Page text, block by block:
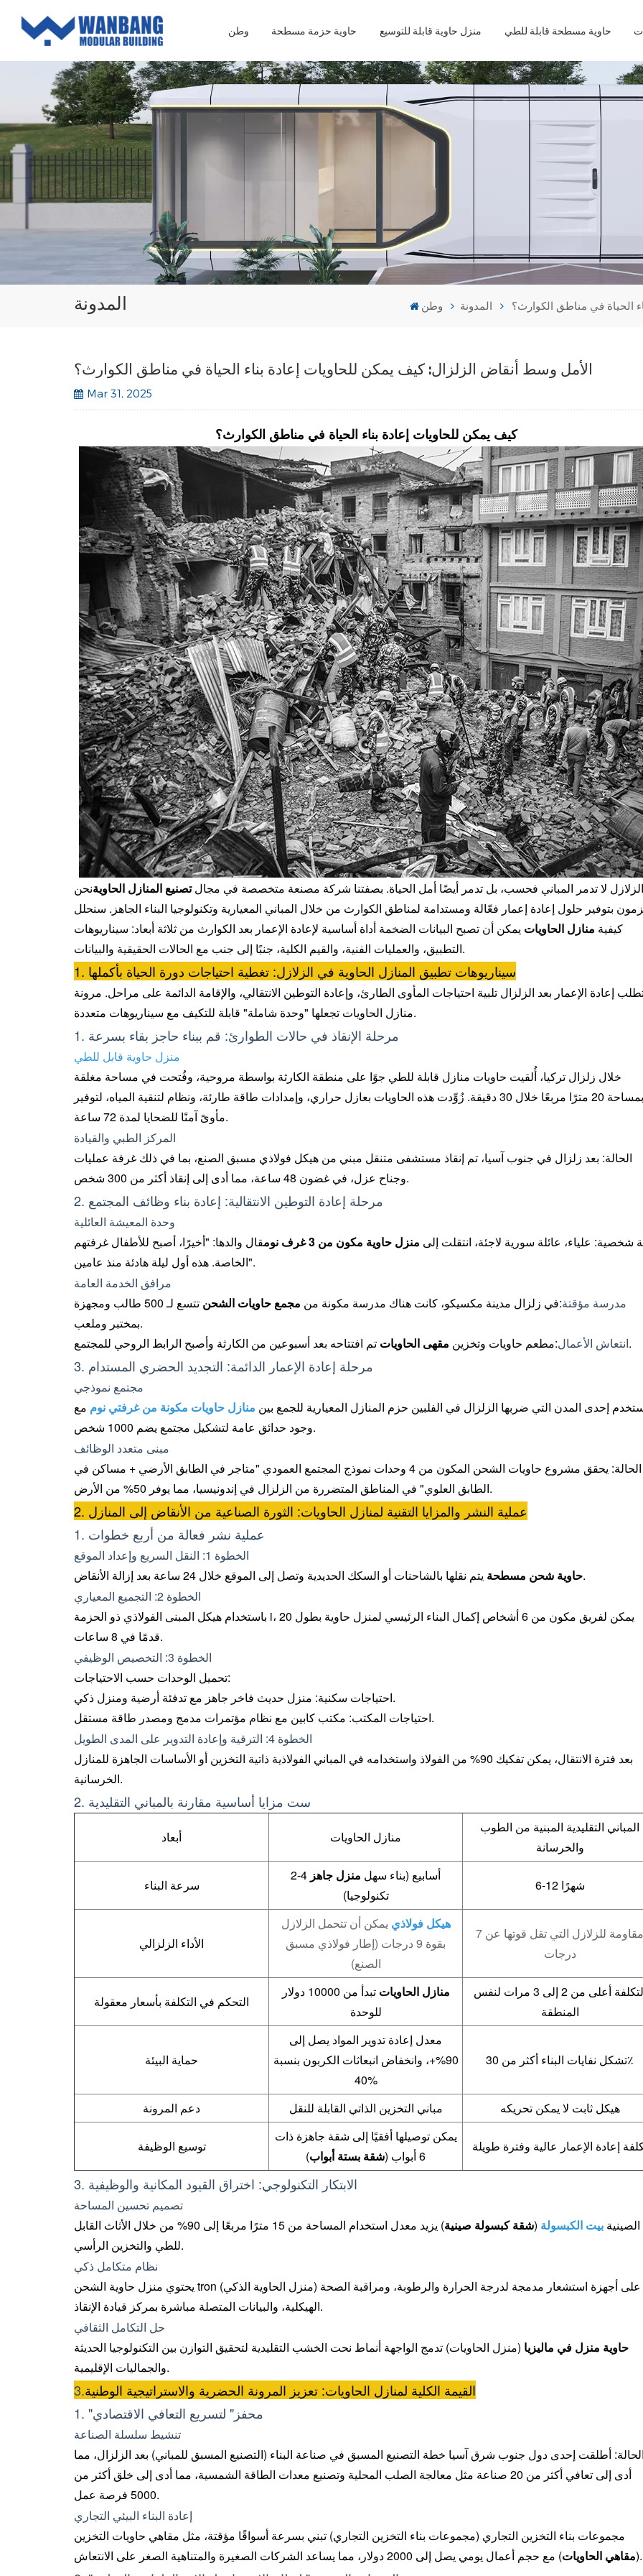
وطن حاوية حزمة مسطحة منزل حاوية قابلة للتوسيع حاوية مسطحة قابلة للطي
المدونة وطن المدونة الحياة في مناطق الكوارث؟
الأمل وسط أنقاض الزلزال: كيف يمكن للحاويات إعادة بناء الحياة في مناطق الكوارث؟
Mar 31, 2025
كيف يمكن للحاويات إعادة بناء الحياة في مناطق الكوارث؟
لا تدمر المباني فحسب، بل تدمر أيضًا أمل الحياة. بصفتنا شركة مصنعة متخصصة في مجالتصنيع المنازل الحاويةنحن
بتوفير حلول إعادة إعمار فعّالة ومستدامة لمناطق الكوارث من خلال المباني المعيارية وتكنولوجيا البناء الجاهز. سنحلل
كيفية منازل الحاويات يمكن أن تصبح البيانات الضخمة أداة أساسية لإعادة الإعمار بعد الكوارث من ثلاثة أبعاد: سيناريوهات
التطبيق، والعمليات الفنية، والقيم الكلية، جنبًا إلى جنب مع الحالات الحقيقية والبيانات.
1. سيناريوهات تطبيق المنازل الحاوية في الزلازل: تغطية احتياجات دورة الحياة بأكملها
إعادة الإعمار بعد الزلزال تلبية احتياجات المأوى الطارئ، وإعادة التوطين الانتقالي، والإقامة الدائمة على مراحل. مرونة
منازل الحاويات تجعلها "وحدة شاملة" قابلة للتكيف مع سيناريوهات متعددة.
1. مرحلة الإنقاذ في حالات الطوارئ: قم ببناء حاجز بقاء بسرعة
منزل حاوية قابل للطي
خلال زلزال تركيا، أُلقيت حاويات منازل قابلة للطي جوًا على منطقة الكارثة بواسطة مروحية، وفُتحت في مساحة مغلقة
بمساحة 20 مترًا مربعًا خلال 30 دقيقة. زُوِّدت هذه الحاويات بعازل حراري، وإمدادات طاقة طارئة، ونظام لتنقية المياه، لتوفير
مأوىً آمنًا للضحايا لمدة 72 ساعة.
المركز الطبي والقيادة
الحالة: بعد زلزال في جنوب آسيا، تم إنقاذ مستشفى متنقل مبني من هيكل فولاذي مسبق الصنع، بما في ذلك غرفة عمليات
وجناح عزل، في غضون 48 ساعة، مما أدى إلى إنقاذ أكثر من 300 شخص.
2. مرحلة إعادة التوطين الانتقالية: إعادة بناء وظائف المجتمع
وحدة المعيشة العائلية
شخصية: علياء، عائلة سورية لاجئة، انتقلت إلى منزل حاوية مكون من 3 غرف نوم
قال والدها: "أخيرًا، أصبح للأطفال غرفتهم
الخاصة. هذه أول ليلة هادئة منذ عامين".
مرافق الخدمة العامة
مدرسة مؤقتة:في زلزال مدينة مكسيكو، كانت هناك مدرسة مكونة من مجمع حاويات الشحن
تتسع لـ 500 طالب ومجهزة
بمختبر وملعب.
انتعاش الأعمال:مطعم حاويات وتخزين مقهى الحاويات تم افتتاحه بعد أسبوعين من الكارثة وأصبح الرابط الروحي للمجتمع.
3. مرحلة إعادة الإعمار الدائمة: التجديد الحضري المستدام
مجتمع نموذجي
إحدى المدن التي ضربها الزلزال في الفلبين حزم المنازل المعيارية للجمع بين منازل حاويات مكونة من غرفتي نوم مع
وجود حدائق عامة لتشكيل مجتمع يضم 1000 شخص.
مبنى متعدد الوظائف
الحالة: يحقق مشروع حاويات الشحن المكون من 4 وحدات نموذج المجتمع العمودي "متاجر في الطابق الأرضي + مساكن في
الطابق العلوي" في المناطق المتضررة من الزلزال في إندونيسيا، مما يوفر 50% من الأرض.
2. عملية النشر والمزايا التقنية لمنازل الحاويات: الثورة الصناعية من الأنقاض إلى المنازل
1. عملية نشر فعالة من أربع خطوات
الخطوة 1: النقل السريع وإعداد الموقع
حاوية شحن مسطحةيتم نقلها بالشاحنات أو السكك الحديدية وتصل إلى الموقع خلال 24 ساعة بعد إزالة الأنقاض.
الخطوة 2: التجميع المعياري
باستخدام هيكل المبنى الفولاذي ذو الحزمة i، يمكن لفريق مكون من 6 أشخاص إكمال البناء الرئيسي لمنزل حاوية بطول 20
قدمًا في 8 ساعات.
الخطوة 3: التخصيص الوظيفي
تحميل الوحدات حسب الاحتياجات:
احتياجات سكنية: منزل حديث فاخر جاهز مع تدفئة أرضية ومنزل ذكي.
احتياجات المكتب: مكتب كابين مع نظام مؤتمرات مدمج ومصدر طاقة مستقل.
الخطوة 4: الترقية وإعادة التدوير على المدى الطويل
بعد فترة الانتقال، يمكن تفكيك 90% من الفولاذ واستخدامه في المباني الفولاذية ذاتية التخزين أو الأساسات الجاهزة للمنازل
الخرسانية.
2. ست مزايا أساسية مقارنة بالمباني التقليدية
أبعاد منازل الحاويات
المباني التقليدية المبنية من الطوب
والخرسانة
سرعة البناء
2-4 أسابيع (بناء سهل منزل جاهز
تكنولوجيا)
6-12 شهرًا
الأداء الزلزالي
هيكل فولاذي يمكن أن تتحمل الزلازل
بقوة 9 درجات (إطار فولاذي مسبق
الصنع)
مقاومة للزلازل التي تقل قوتها عن 7
درجات
التحكم في التكلفة بأسعار معقولة
منازل الحاويات
تبدأ من 10000 دولار
للوحدة
التكلفة أعلى من 2 إلى 3 مرات لنفس
المنطقة
حماية البيئة
معدل إعادة تدوير المواد يصل إلى
90%+، وانخفاض انبعاثات الكربون بنسبة
40%
تشكل نفايات البناء أكثر من 30٪
دعم المرونة مباني التخزين الذاتي القابلة للنقل هيكل ثابت لا يمكن تحريكه
توسيع الوظيفة
يمكن توصيلها أفقيًا إلى شقة جاهزة ذات
6 أبواب (
شقة بستة أبواب)
إعادة الإعمار عالية وفترة طويلة
3. الابتكار التكنولوجي: اختراق القيود المكانية والوظيفية
تصميم تحسين المساحة
الصينية بيت الكبسولة (شقة كبسولة صينية
) يزيد معدل استخدام المساحة من 15 مترًا مربعًا إلى 90% من خلال الأثاث القابل
للطي والتخزين الرأسي.
نظام متكامل ذكي
يحتوي منزل حاوية الشحن tron ​​​​(منزل الحاوية الذكي) على أجهزة استشعار مدمجة لدرجة الحرارة والرطوبة، ومراقبة الصحة
الهيكلية، والبيانات المتصلة مباشرة بمركز قيادة الإنقاذ.
حل التكامل الثقافي
حاوية منزل في ماليزيا (منزل الحاويات) تدمج الواجهة أنماط نحت الخشب التقليدية لتحقيق التوازن بين التكنولوجيا الحديثة
والجماليات الإقليمية.
3.القيمة الكلية لمنازل الحاويات: تعزيز المرونة الحضرية والاستراتيجية الوطنية
1. "محفز" لتسريع التعافي الاقتصادي
تنشيط سلسلة الصناعة
أطلقت إحدى دول جنوب شرق آسيا خطة التصنيع المسبق في صناعة البناء (التصنيع المسبق للمباني) بعد الزلزال، مما
أدى إلى تعافي أكثر من 20 صناعة مثل معالجة الصلب المحلية وتصنيع معدات الطاقة الشمسية، مما أدى إلى خلق أكثر من
5000 فرصة عمل.
إعادة البناء البيئي التجاري
مجموعات بناء التخزين التجاري (مجموعات بناء التخزين التجاري) تبني بسرعة أسواقًا مؤقتة، مثل مقاهي حاويات التخزين
(مقاهي الحاويات ) مع حجم أعمال يومي يصل إلى 2000 دولار، مما يساعد الشركات الصغيرة والمتناهية الصغر على الانتعاش.